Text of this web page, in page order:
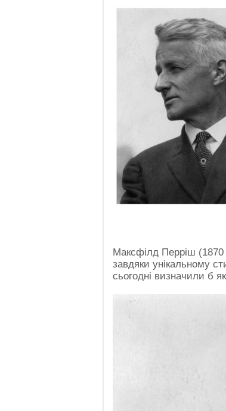
Максфілд Перріш (1870
завдяки унікальному
сьогодні визначили б